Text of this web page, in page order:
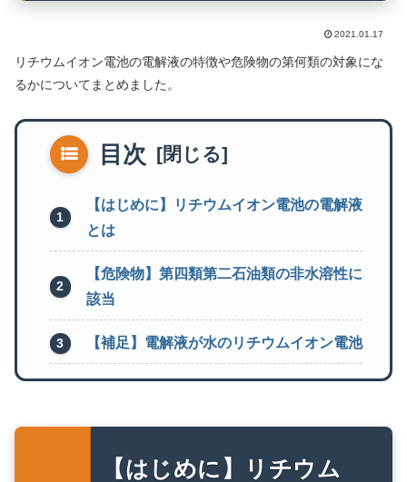
2021.01.17
リチウムイオン電池の電解液の特徴や危険物の第何類の対象にな
るかについてまとめました。
目次
【はじめに】リチウムイオン電池の電解液
とは
【危険物】第四類第二石油類の非水溶性に
該当
【補足】電解液が水のリチウムイオン電池
【はじめに】リチウム